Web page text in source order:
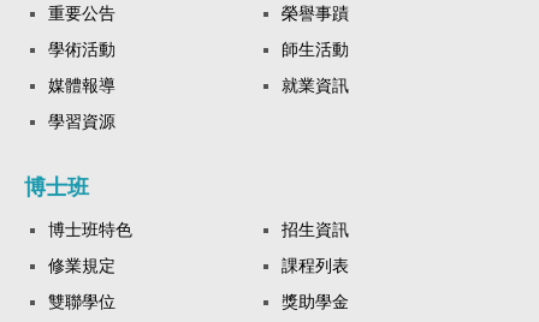
重要公告
榮譽事蹟
學術活動
師生活動
媒體報導
就業資訊
學習資源
博士班
博士班特色
招生資訊
修業規定
課程列表
雙聯學位
獎助學金